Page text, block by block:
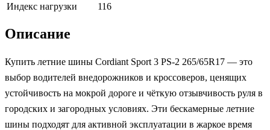
Индекс нагрузки
116
Описание
Купить летние шины Cordiant Sport 3 PS-2 265/65R17 — это
выбор водителей внедорожников и кроссоверов, ценящих
устойчивость на мокрой дороге и чёткую отзывчивость руля в
городских и загородных условиях. Эти бескамерные летние
шины подходят для активной эксплуатации в жаркое время